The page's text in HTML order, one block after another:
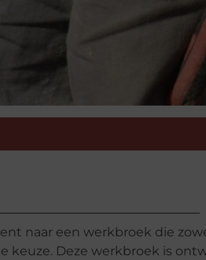
naar een werkbroek die
keuze. Deze werkbroek is